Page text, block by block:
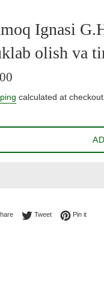
Ignasi
olish va
calculated at checkout.
Share on Facebook
TweetTweet on Twitter
Pin itPin